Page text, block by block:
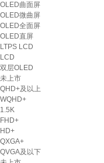
OLED曲面屏
OLED微曲屏
OLED全面屏
OLED直屏
LTPS LCD
LCD
双层OLED
未上市
QHD+及以上
WQHD+
1.5K
FHD+
HD+
QXGA+
QVGA及以下